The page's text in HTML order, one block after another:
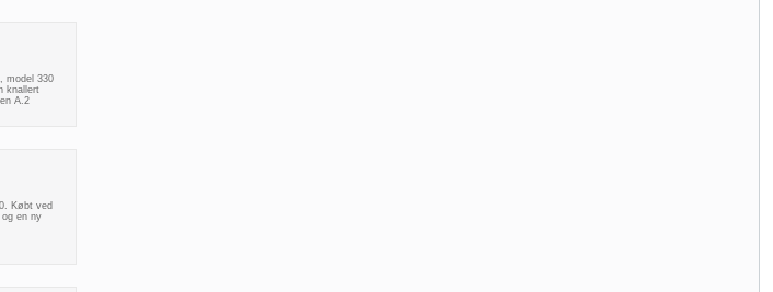
model 330
knallert
A.2
Købt ved
en ny